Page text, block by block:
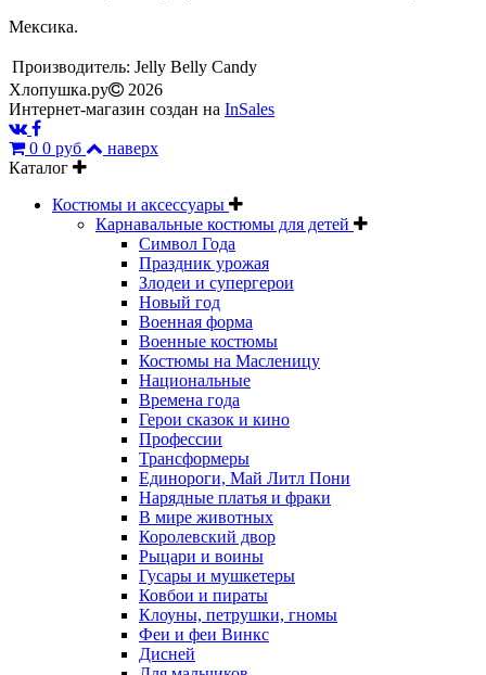
Мексика.
Производитель: Jelly Belly Candy
Хлопушка.ру
2026
Интернет-магазин создан на InSales
0 0 руб
наверх
Каталог
Костюмы и аксессуары
Карнавальные костюмы для детей
Символ Года
Праздник урожая
Злодеи и супергерои
Новый год
Военная форма
Военные костюмы
Костюмы на Масленицу
Национальные
Времена года
Герои сказок и кино
Профессии
Трансформеры
Единороги, Май Литл Пони
Нарядные платья и фраки
В мире животных
Королевский двор
Рыцари и воины
Гусары и мушкетеры
Ковбои и пираты
Клоуны, петрушки, гномы
Феи и феи Винкс
Дисней